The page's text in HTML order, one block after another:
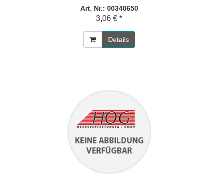
Art. Nr.: 00340650
3,06 € *
Details